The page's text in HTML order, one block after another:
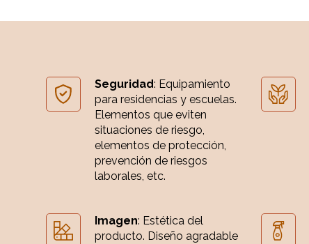
Seguridad: Equipamiento
para residencias y escuelas.
Elementos que eviten
situaciones de riesgo,
elementos de protección,
prevención de riesgos
laborales, etc.
Imagen: Estética del
producto. Diseño agradable